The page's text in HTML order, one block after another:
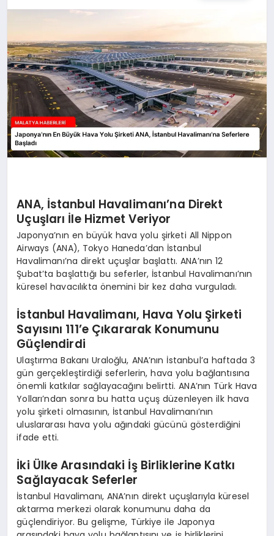
SIYASET
SPOR
TEKNOLOJI
ANA, İstanbul Havalimanı’na Direkt
Uçuşları İle Hizmet Veriyor
Japonya’nın en büyük hava yolu şirketi All Nippon
Airways (ANA), Tokyo Haneda’dan İstanbul
Havalimanı’na direkt uçuşlar başlattı. ANA’nın 12
Şubat’ta başlattığı bu seferler, İstanbul Havalimanı’nın
küresel havacılıkta önemini bir kez daha vurguladı.
İstanbul Havalimanı, Hava Yolu Şirketi
Sayısını 111’e Çıkararak Konumunu
Güçlendirdi
Ulaştırma Bakanı Uraloğlu, ANA’nın İstanbul’a haftada 3
gün gerçekleştirdiği seferlerin, hava yolu bağlantısına
önemli katkılar sağlayacağını belirtti. ANA’nın Türk Hava
Yolları’ndan sonra bu hatta uçuş düzenleyen ilk hava
yolu şirketi olmasının, İstanbul Havalimanı’nın
uluslararası hava yolu ağındaki gücünü gösterdiğini
ifade etti.
İki Ülke Arasındaki İş Birliklerine Katkı
Sağlayacak Seferler
İstanbul Havalimanı, ANA’nın direkt uçuşlarıyla küresel
aktarma merkezi olarak konumunu daha da
güçlendiriyor. Bu gelişme, Türkiye ile Japonya